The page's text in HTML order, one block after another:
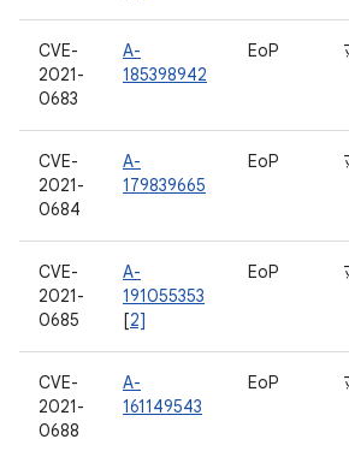
CVE-
2021-
0683
A-
185398942
EoP
CVE-
2021-
0684
A-
179839665
EoP
CVE-
2021-
0685
A-
191055353
[2]
EoP
CVE-
2021-
0688
A-
161149543
EoP